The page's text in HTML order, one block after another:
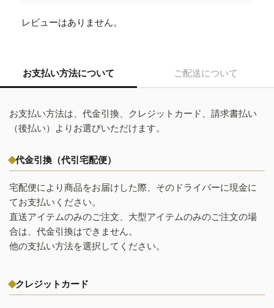
レビューはありません。
お支払い方法について ご配送について
お支払い方法は、代金引換、クレジットカード、請求書払い
（後払い）よりお選びいただけます。
代金引換（代引宅配便）
宅配便により商品をお届けした際、そのドライバーに現金に
てお支払いください。
直送アイテムのみのご注文、大型アイテムのみのご注文の場
合は、代金引換はできません。
他の支払い方法を選択してください。
クレジットカード